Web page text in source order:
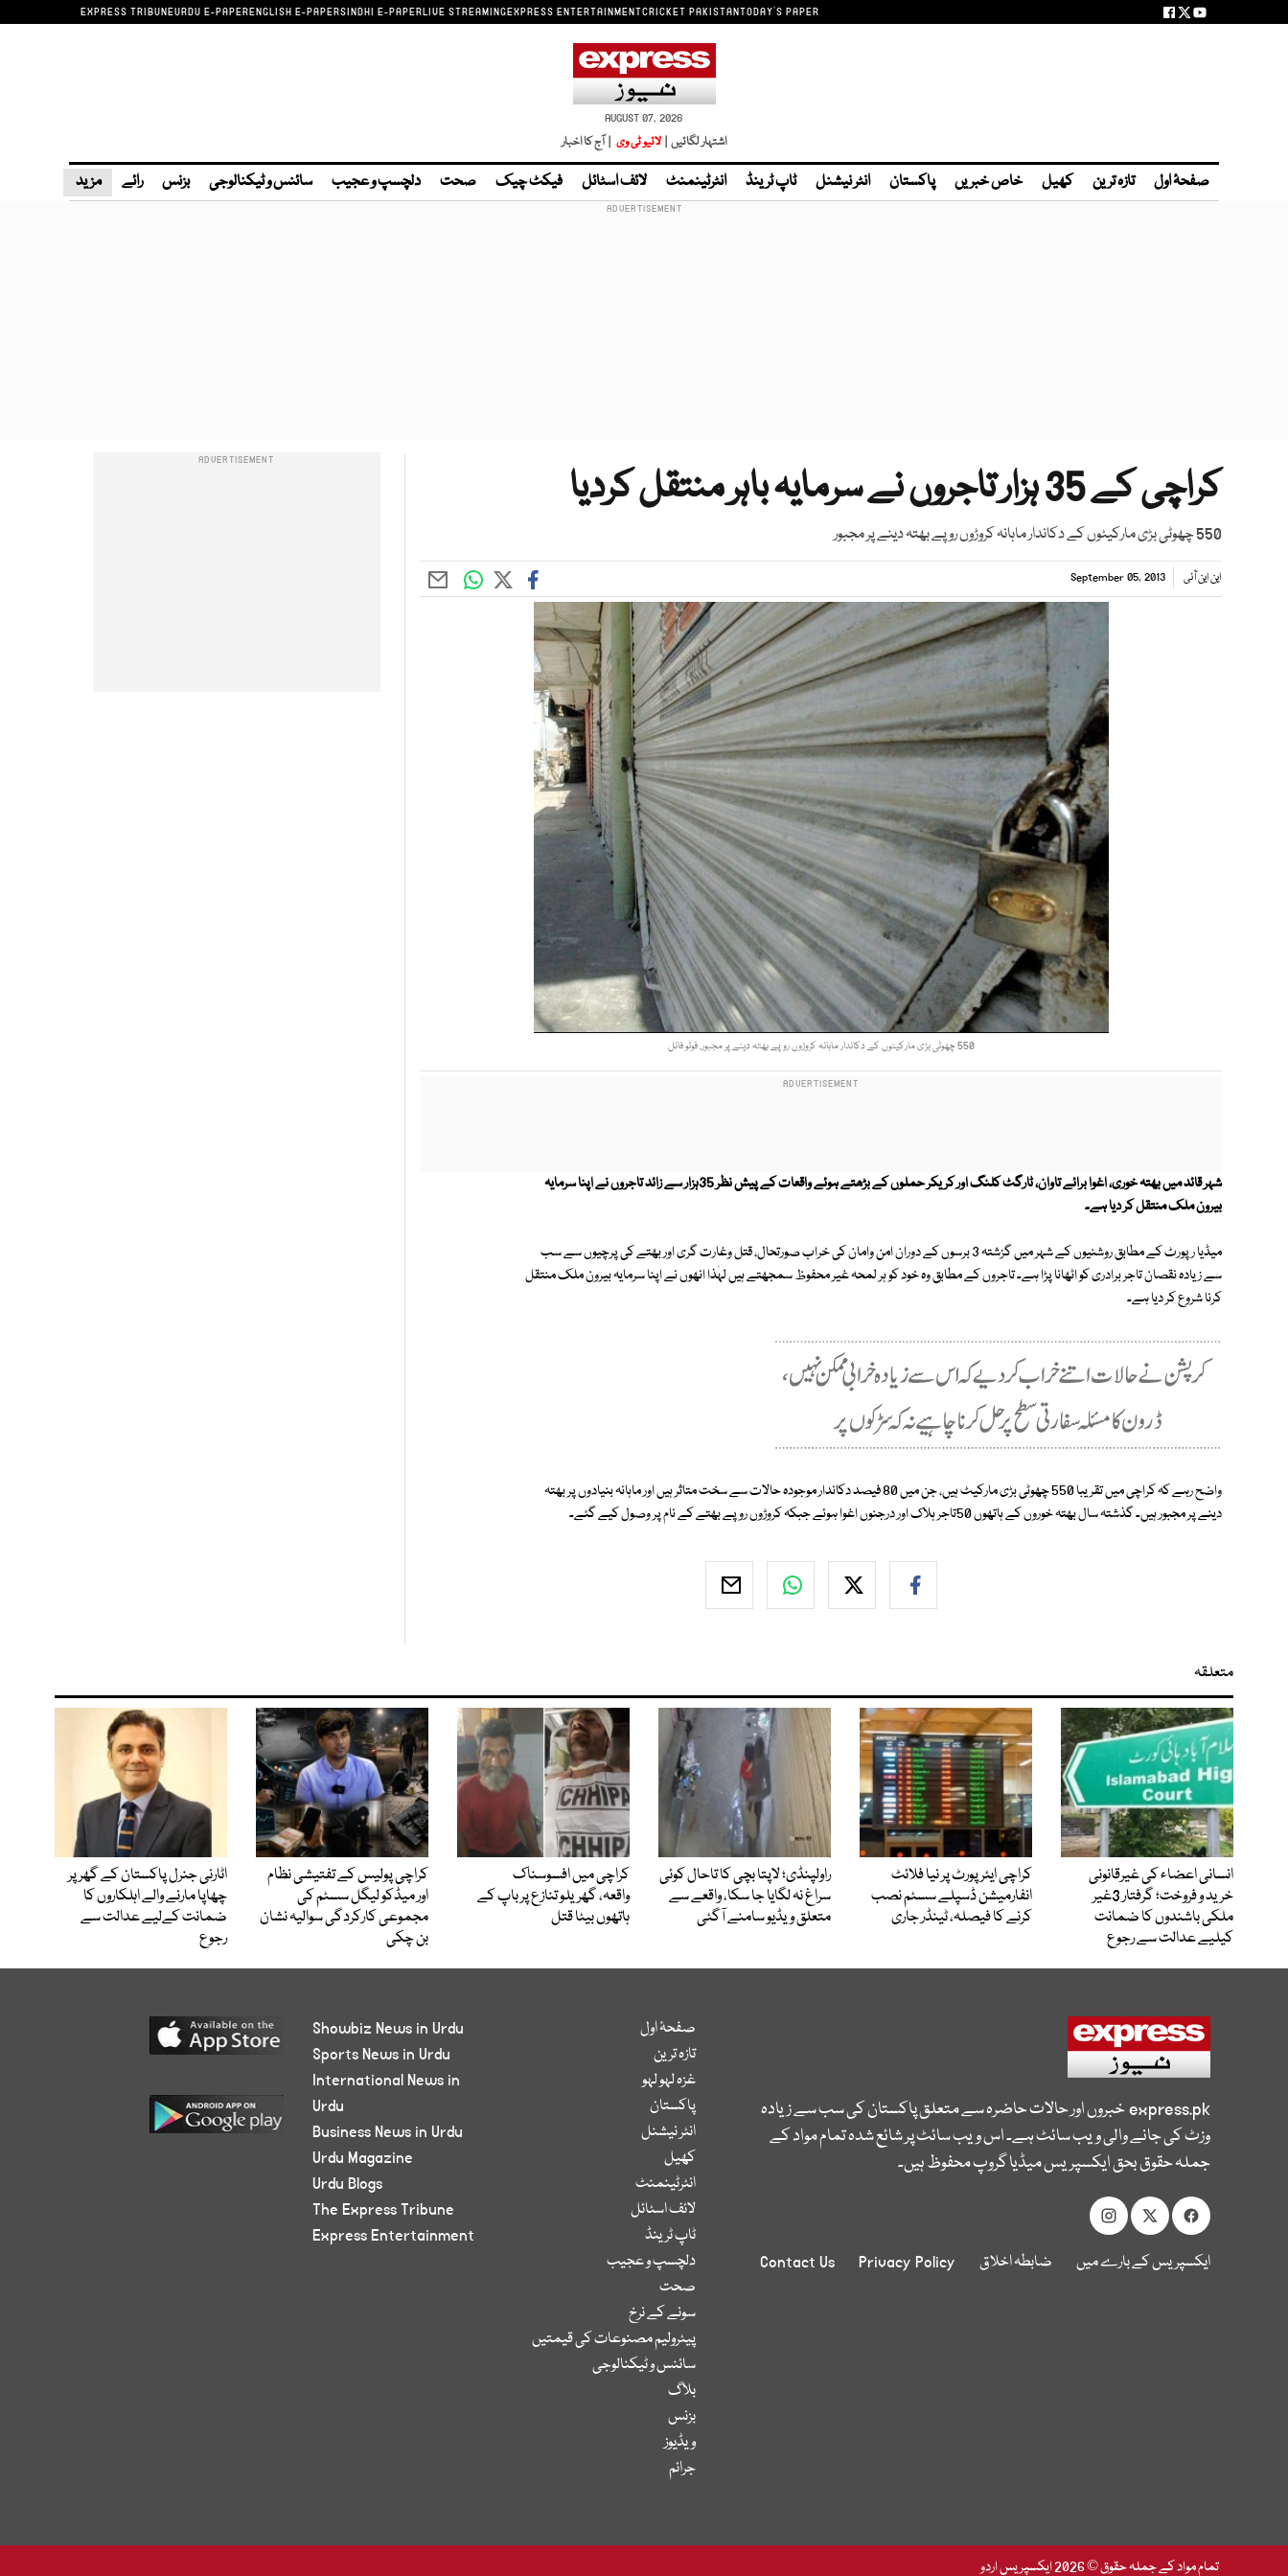
EXPRESS TRIBUNEURDU E-PAPERENGLISH E-PAPERSINDHI E-PAPERLIVE STREAMINGEXPRESS ENTERTAINMENTCRICKET PAKISTANTODAY'S PAPER
AUGUST 07, 2026
اشتہار لگائیں | لائیو ٹی وی | آج کا اخبار
صفحۂ اول تازہ ترین کھیل خاص خبریں پاکستان انٹر نیشنل ٹاپ ٹرینڈ انٹرٹینمنٹ لائف اسٹائل فیکٹ چیک صحت دلچسپ و عجیب سائنس و ٹیکنالوجی بزنس رائے مزید
کراچی کے 35 ہزار تاجروں نے سرمایہ باہر منتقل کردیا
550 چھوٹی بڑی مارکیٹوں کے دکاندار ماہانہ کروڑوں روپے بھتہ دینے پر مجبور
این این آئی September 05, 2013
550 چھوٹی بڑی مارکیٹوں کے دکاندار ماہانہ کروڑوں روپے بھتہ دینے پر مجبور. فوٹو فائل
شہر قائد میں بھتہ خوری، اغوا برائے تاوان، ٹارگٹ کلنگ اور کریکر حملوں کے بڑھتے ہوئے واقعات کے پیش نظر 35ہزار سے زائد تاجروں نے اپنا سرمایہ
بیرون ملک منتقل کر دیا ہے۔
میڈیا رپورٹ کے مطابق روشنیوں کے شہر میں گزشتہ 3 برسوں کے دوران امن وامان کی خراب صورتحال، قتل وغارت گری اور بھتے کی پرچیوں سے سب
سے زیادہ نقصان تاجر برادری کو اٹھانا پڑا ہے۔ تاجروں کے مطابق وہ خود کو ہر لمحہ غیر محفوظ سمجھتے ہیں لہٰذا انھوں نے اپنا سرمایہ بیرون ملک منتقل
کرنا شروع کر دیا ہے۔
واضح رہے کہ کراچی میں تقریبا 550 چھوٹی بڑی مارکیٹ ہیں، جن میں 80 فیصد دکاندار موجودہ حالات سے سخت متاثر ہیں اور ماہانہ بنیادوں پر بھتہ
دینے پر مجبور ہیں۔ گذشتہ سال بھتہ خوروں کے ہاتھوں 50تاجر ہلاک اور درجنوں اغوا ہوئے جبکہ کروڑوں روپے بھتے کے نام پر وصول کیے گئے۔
متعلقہ
انسانی اعضاء کی غیرقانونی
خرید و فروخت؛ گرفتار 3غیر
ملکی باشندوں کا ضمانت
کیلیے عدالت سے رجوع
کراچی ایئرپورٹ پر نیا فلائٹ
انفارمیشن ڈسپلے سسٹم نصب
کرنے کا فیصلہ، ٹینڈر جاری
راولپنڈی؛ لاپتا بچی کا تاحال کوئی
سراغ نہ لگایا جا سکا، واقعے سے
متعلق ویڈیو سامنے آگئی
کراچی میں افسوسناک
واقعہ، گھریلو تنازع پر باپ کے
ہاتھوں بیٹا قتل
کراچی پولیس کے تفتیشی نظام
اور میڈکو لیگل سسٹم کی
مجموعی کارکردگی سوالیہ نشان
بن چکی
اٹارنی جنرل پاکستان کے گھر پر
چھاپا مارنے والے اہلکاروں کا
ضمانت کےلیے عدالت سے
رجوع
express.pkخبروں اور حالات حاضرہ سے متعلق پاکستان کی سب سے زیادہ
وزٹ کی جانے والی ویب سائٹ ہے۔ اس ویب سائٹ پر شائع شدہ تمام مواد کے
جملہ حقوق بحق ایکسپریس میڈیا گروپ محفوظ ہیں۔
ایکسپریس کے بارے میں ضابطہ اخلاق Privacy Policy
Contact Us
صفحۂ اول
تازہ ترین
غزہ لہو لہو
پاکستان
انٹر نیشنل
کھیل
انٹرٹینمنٹ
لائف اسٹائل
ٹاپ ٹرینڈ
دلچسپ و عجیب
صحت
سونے کے نرخ
پیٹرولیم مصنوعات کی قیمتیں
سائنس و ٹیکنالوجی
بلاگ
بزنس
ویڈیوز
جرائم
Showbiz News in Urdu
Sports News in Urdu
International News in
Urdu
Business News in Urdu
Urdu Magazine
Urdu Blogs
The Express Tribune
Express Entertainment
تمام مواد کے جملہ حقوق © 2026 ایکسپریس اردو